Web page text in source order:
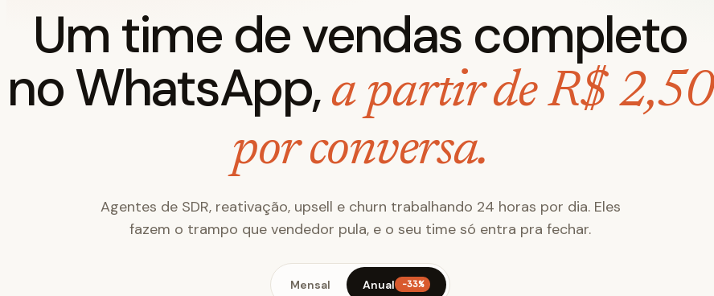
Um time de vendas completo
no WhatsApp, a partir de R$ 2,50
por conversa.
Agentes de SDR, reativação, upsell e churn trabalhando 24 horas por dia. Eles
fazem o trampo que vendedor pula, e o seu time só entra pra fechar.
Mensal Anual -33%